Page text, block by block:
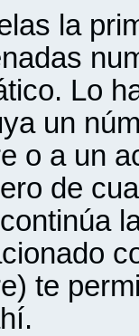
la
Lo
un
o a un
de
te